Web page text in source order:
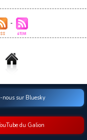
nous sur Bluesky
du Galion